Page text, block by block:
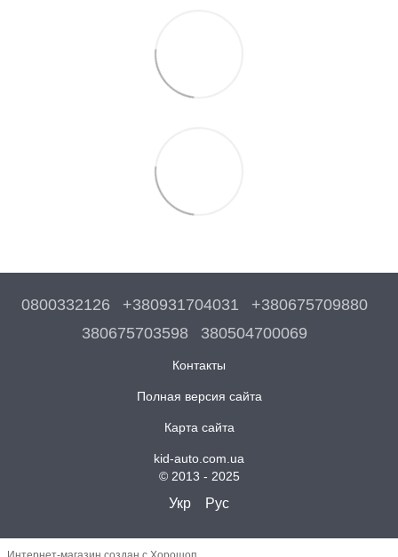
0800332126 +380931704031
+380675709880
380675703598
380504700069
Контакты
Полная версия сайта
Карта сайта
kid-auto.com.ua
© 2013 - 2025
Укр Рус